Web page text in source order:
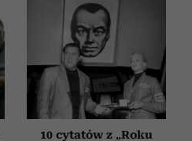
10 cytatów z „Roku